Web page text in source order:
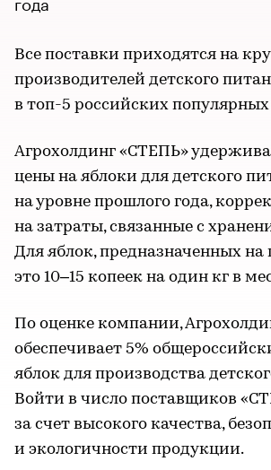
Все поставки приходятся на
производителей детского
в топ-5 российских популярных
Агрохолдинг «СТЕПЬ»
цены на яблоки для детского
на уровне прошлого года,
на затраты, связанные с
Для яблок, предназначенных на
это 10–15 копеек на один кг в
По оценке компании,
обеспечивает 5%
яблок для производства
Войти в число поставщиков
за счет высокого качества,
и экологичности продукции.